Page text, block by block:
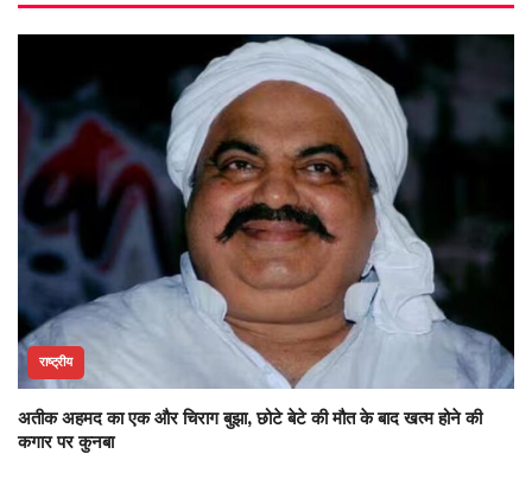
राष्ट्रीय
अतीक अहमद का एक और चिराग बुझा, छोटे बेटे की मौत के बाद खत्म होने की
कगार पर कुनबा